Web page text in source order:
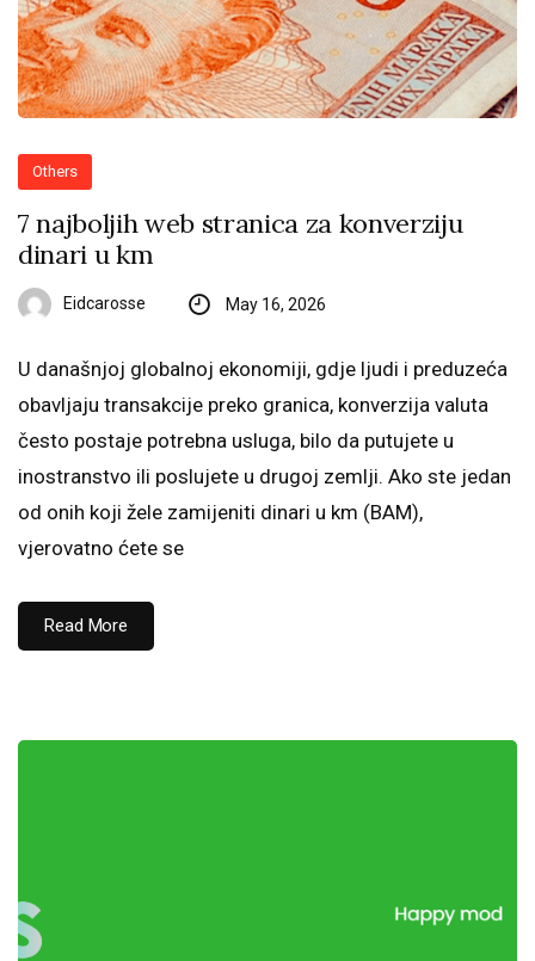
Others
7 najboljih web stranica za konverziju
dinari u km
Eidcarosse May 16, 2026
U današnjoj globalnoj ekonomiji, gdje ljudi i preduzeća
obavljaju transakcije preko granica, konverzija valuta
često postaje potrebna usluga, bilo da putujete u
inostranstvo ili poslujete u drugoj zemlji. Ako ste jedan
od onih koji žele zamijeniti dinari u km (BAM),
vjerovatno ćete se
Read More